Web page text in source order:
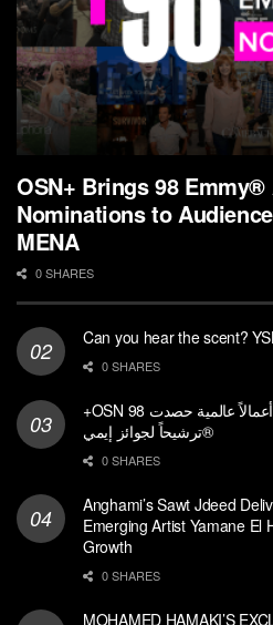
OSN+ Brings 98 Emmy®
Nominations to
MENA
0 SHARES
Can you hear the scent?
0 SHARES
+OSN تقدم للمشاهدين في المنطقة أعمالاً عالمية حصدت 98
ترشيحاً لجوائز إيمي®
0 SHARES
Anghami’s Sawt Jdeed
Emerging Artist Yamane El
Growth
0 SHARES
MOHAMED HAMAKI’S